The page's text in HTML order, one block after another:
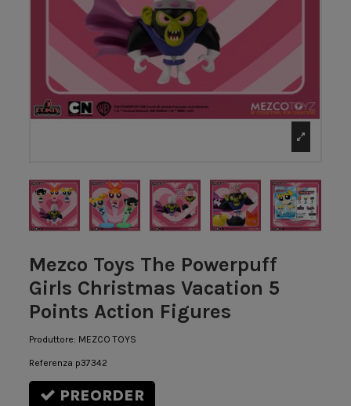
Mezco Toys The Powerpuff
Girls Christmas Vacation 5
Points Action Figures
Produttore: MEZCO TOYS
Referenza p37342
PREORDER